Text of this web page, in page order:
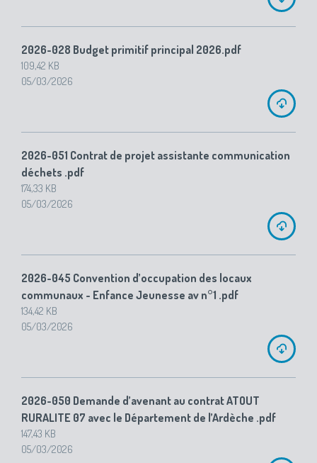
2026-028 Budget primitif principal 2026.pdf
109,42 KB
05/03/2026
2026-051 Contrat de projet assistante communication
déchets .pdf
174,33 KB
05/03/2026
2026-045 Convention d’occupation des locaux
communaux - Enfance Jeunesse av n°1 .pdf
134,42 KB
05/03/2026
2026-050 Demande d’avenant au contrat ATOUT
RURALITE 07 avec le Département de l’Ardèche .pdf
147,43 KB
05/03/2026